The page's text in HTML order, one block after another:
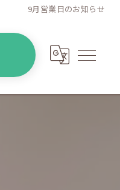
9月営業日のお知らせ